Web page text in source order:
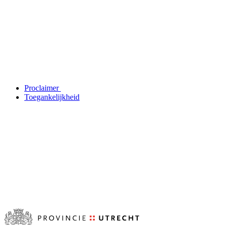
Proclaimer
Toegankelijkheid